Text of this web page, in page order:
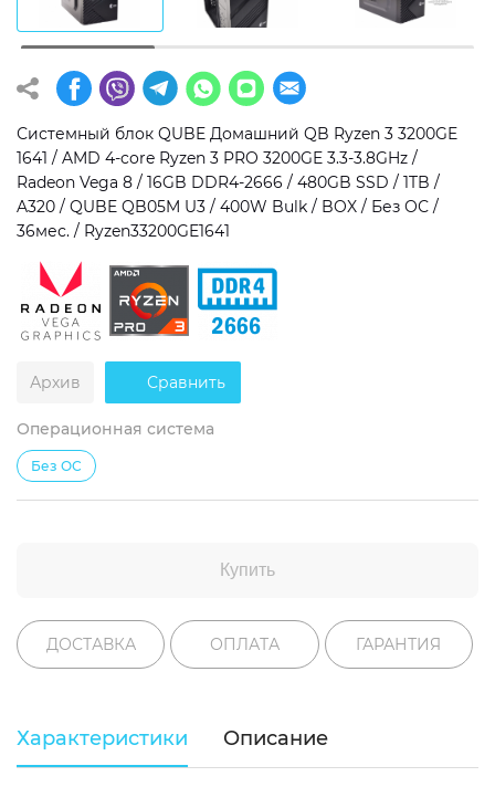
Операционная система
Windows 11 Home
Windows 11 Pro
Без ОС
Тип накопителя
SSD
HDD
SSD + HDD
Дополнительно
RGB-подсветка
Разблокированный множитель CPU
Сверхбыстрый M.2 SSD NVME
Системный блок QUBE Домашний QB Ryzen 3 3200GE
1641 / AMD 4-core Ryzen 3 PRO 3200GE 3.3-3.8GHz /
Radeon Vega 8 / 16GB DDR4-2666 / 480GB SSD / 1TB /
A320 / QUBE QB05M U3 / 400W Bulk / BOX / Без ОС /
36мес. / Ryzen33200GE1641
Архив Сравнить
Операционная система
Без ОС
Купить
ДОСТАВКА ОПЛАТА ГАРАНТИЯ
Характеристики Описание